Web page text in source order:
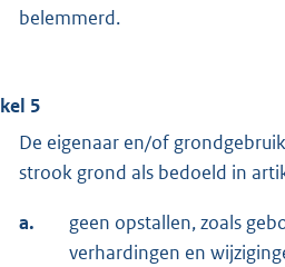
belemmerd.
5
De eigenaar en/of
strook grond als bedoeld in
a.
geen opstallen, zoals
verhardingen en